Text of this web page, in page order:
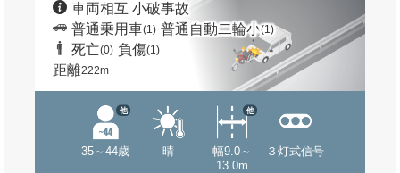
車両相互 小破事故
普通乗用車(1) 普通自動二輪小(1)
死亡(0) 負傷(1)
距離222m
35～44歳
他
晴
幅9.0～
13.0m
他
３灯式信号